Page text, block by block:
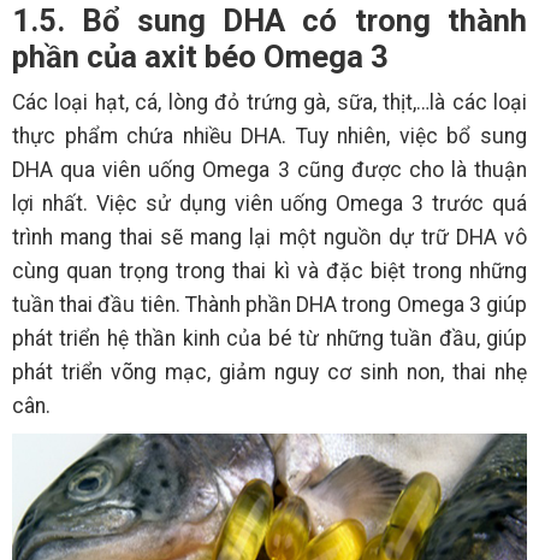
1.5. Bổ sung DHA có trong thành
phần của axit béo Omega 3
Các loại hạt, cá, lòng đỏ trứng gà, sữa, thịt,…là các loại
thực phẩm chứa nhiều DHA. Tuy nhiên, việc bổ sung
DHA qua viên uống Omega 3 cũng được cho là thuận
lợi nhất. Việc sử dụng viên uống Omega 3 trước quá
trình mang thai sẽ mang lại một nguồn dự trữ DHA vô
cùng quan trọng trong thai kì và đặc biệt trong những
tuần thai đầu tiên. Thành phần DHA trong Omega 3 giúp
phát triển hệ thần kinh của bé từ những tuần đầu, giúp
phát triển võng mạc, giảm nguy cơ sinh non, thai nhẹ
cân.